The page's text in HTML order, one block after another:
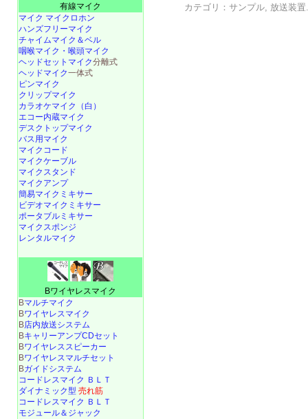
カテゴリ：サンプル, 放送装置
有線マイク
マイク マイクロホン
ハンズフリーマイク
チャイムマイク＆ベル
咽喉マイク・喉頭マイク
ヘッドセットマイク分離式
ヘッドマイク一体式
ピンマイク
クリップマイク
カラオケマイク（白）
エコー内蔵マイク
デスクトップマイク
バス用マイク
マイクコード
マイクケーブル
マイクスタンド
マイクアンプ
簡易マイクミキサー
ビデオマイクミキサー
ポータブルミキサー
マイクスポンジ
レンタルマイク
Bワイヤレスマイク
Bマルチマイク
Bワイヤレスマイク
B店内放送システム
BキャリーアンプCDセット
Bワイヤレススピーカー
Bワイヤレスマルチセット
Bガイドシステム
コードレスマイク ＢＬＴ
ダイナミック型 売れ筋
コードレスマイク ＢＬＴ
モジュール＆ジャック